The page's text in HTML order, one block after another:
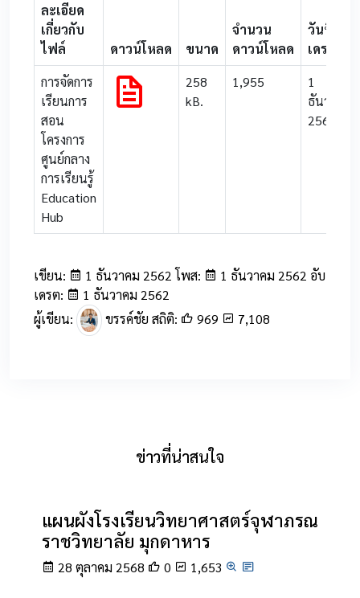
ละเอียด
เกี่ยวกับ
ไฟล์
ดาวน์โหลด ขนาด
จำนวน
ดาวน์โหลด
วันที่อับ
เดรต
การจัดการ
เรียนการ
สอน
โครงการ
ศูนย์กลาง
การเรียนรู้
Education
Hub
258
kB.
1,955
1
ธันวาคม
2562
เขียน: 1 ธันวาคม 2562 โพส:
1 ธันวาคม 2562 อับ
เดรต:
1 ธันวาคม 2562
ผู้เขียน:
ขรรค์ชัย สถิติ: 969 7,108
ข่าวที่น่าสนใจ
แผนผังโรงเรียนวิทยาศาสตร์จุฬาภรณ
ราชวิทยาลัย มุกดาหาร
28 ตุลาคม 2568 0 1,653